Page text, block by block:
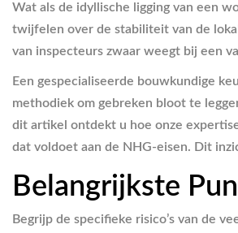
Wat als de idyllische ligging van een
twijfelen over de stabiliteit van de
van inspecteurs zwaar weegt bij een
Een gespecialiseerde bouwkundige
methodiek om gebreken bloot te
dit artikel ontdekt u hoe onze
dat voldoet aan de NHG-eisen. Dit
Belangrijkste
Begrijp de specifieke risico’s van de